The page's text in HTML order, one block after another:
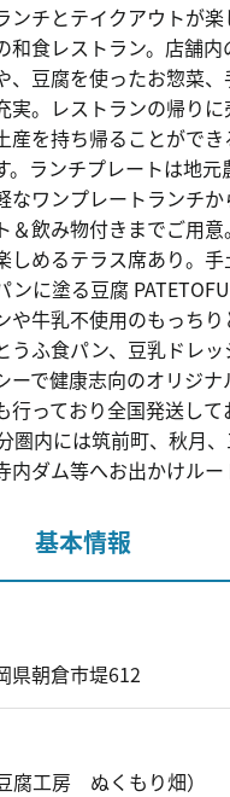
ンチとテイクアウトが楽
和食レストラン。店舗内
豆腐を使ったお惣菜、
実。レストランの帰りに
産を持ち帰ることができ
。ランチプレートは地元
なワンプレートランチか
＆飲み物付きまでご用意
しめるテラス席あり。手
ンに塗る豆腐
や牛乳不使用のもっちり
うふ食パン、豆乳ドレ
ーで健康志向のオリジナ
行っており全国発送して
圏内には筑前町、秋月、
内ダム等へお出かけルー
基本情報
朝倉市堤612
豆腐工房 ぬくもり畑）